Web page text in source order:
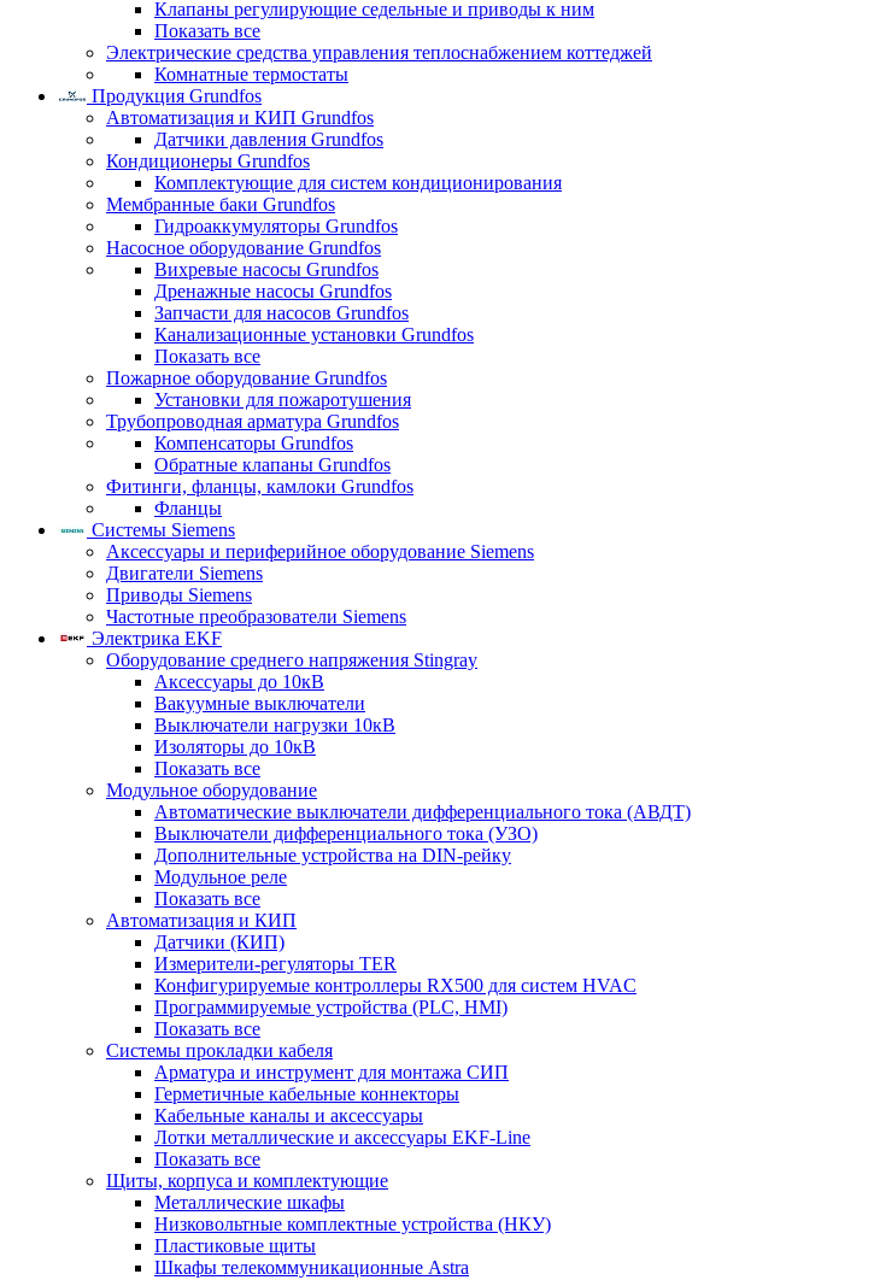
Клапаны регулирующие седельные и приводы к ним
Показать все
Электрические средства управления теплоснабжением коттеджей
Комнатные термостаты
Продукция Grundfos
Автоматизация и КИП Grundfos
Датчики давления Grundfos
Кондиционеры Grundfos
Комплектующие для систем кондиционирования
Мембранные баки Grundfos
Гидроаккумуляторы Grundfos
Насосное оборудование Grundfos
Вихревые насосы Grundfos
Дренажные насосы Grundfos
Запчасти для насосов Grundfos
Канализационные установки Grundfos
Показать все
Пожарное оборудование Grundfos
Установки для пожаротушения
Трубопроводная арматура Grundfos
Компенсаторы Grundfos
Обратные клапаны Grundfos
Фитинги, фланцы, камлоки Grundfos
Фланцы
Системы Siemens
Аксессуары и периферийное оборудование Siemens
Двигатели Siemens
Приводы Siemens
Частотные преобразователи Siemens
Электрика EKF
Оборудование среднего напряжения Stingray
Аксессуары до 10кВ
Вакуумные выключатели
Выключатели нагрузки 10кВ
Изоляторы до 10кВ
Показать все
Модульное оборудование
Автоматические выключатели дифференциального тока (АВДТ)
Выключатели дифференциального тока (УЗО)
Дополнительные устройства на DIN-рейку
Модульное реле
Показать все
Автоматизация и КИП
Датчики (КИП)
Измерители-регуляторы TER
Конфигурируемые контроллеры RX500 для систем HVAC
Программируемые устройства (PLC, HMI)
Показать все
Системы прокладки кабеля
Арматура и инструмент для монтажа СИП
Герметичные кабельные коннекторы
Кабельные каналы и аксессуары
Лотки металлические и аксессуары EKF-Line
Показать все
Щиты, корпуса и комплектующие
Металлические шкафы
Низковольтные комплектные устройства (НКУ)
Пластиковые щиты
Шкафы телекоммуникационные Astra